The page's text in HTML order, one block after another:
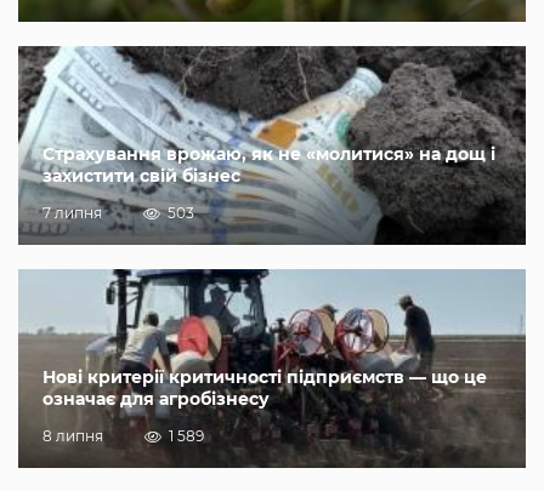
Страхування врожаю, як не «молитися» на дощ і
захистити свій бізнес
7 липня 503
Нові критерії критичності підприємств — що це
означає для агробізнесу
8 липня 1 589